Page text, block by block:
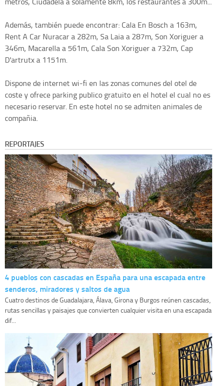
Además, también puede encontrar: Cala En Bosch a 163m,
Rent A Car Nuracar a 282m, Sa Laia a 287m, Son Xoriguer a
346m, Macarella a 561m, Cala Son Xoriguer a 732m, Cap
D'artrutx a 1151m.
Dispone de internet wi-fi en las zonas comunes del otel de
coste y ofrece parking publico gratuito en el hotel el cual no es
necesario reservar. En este hotel no se admiten animales de
compañia.
REPORTAJES
4 pueblos con cascadas en España para una escapada entre
senderos, miradores y saltos de agua
Cuatro destinos de Guadalajara, Álava, Girona y Burgos reúnen cascadas,
rutas sencillas y paisajes que convierten cualquier visita en una escapada
dif...